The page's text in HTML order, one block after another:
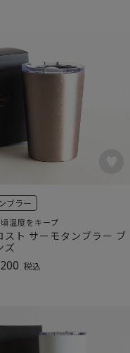
ブラー
温度をキープ
スト サーモタンブラー ブ
ズ
税込